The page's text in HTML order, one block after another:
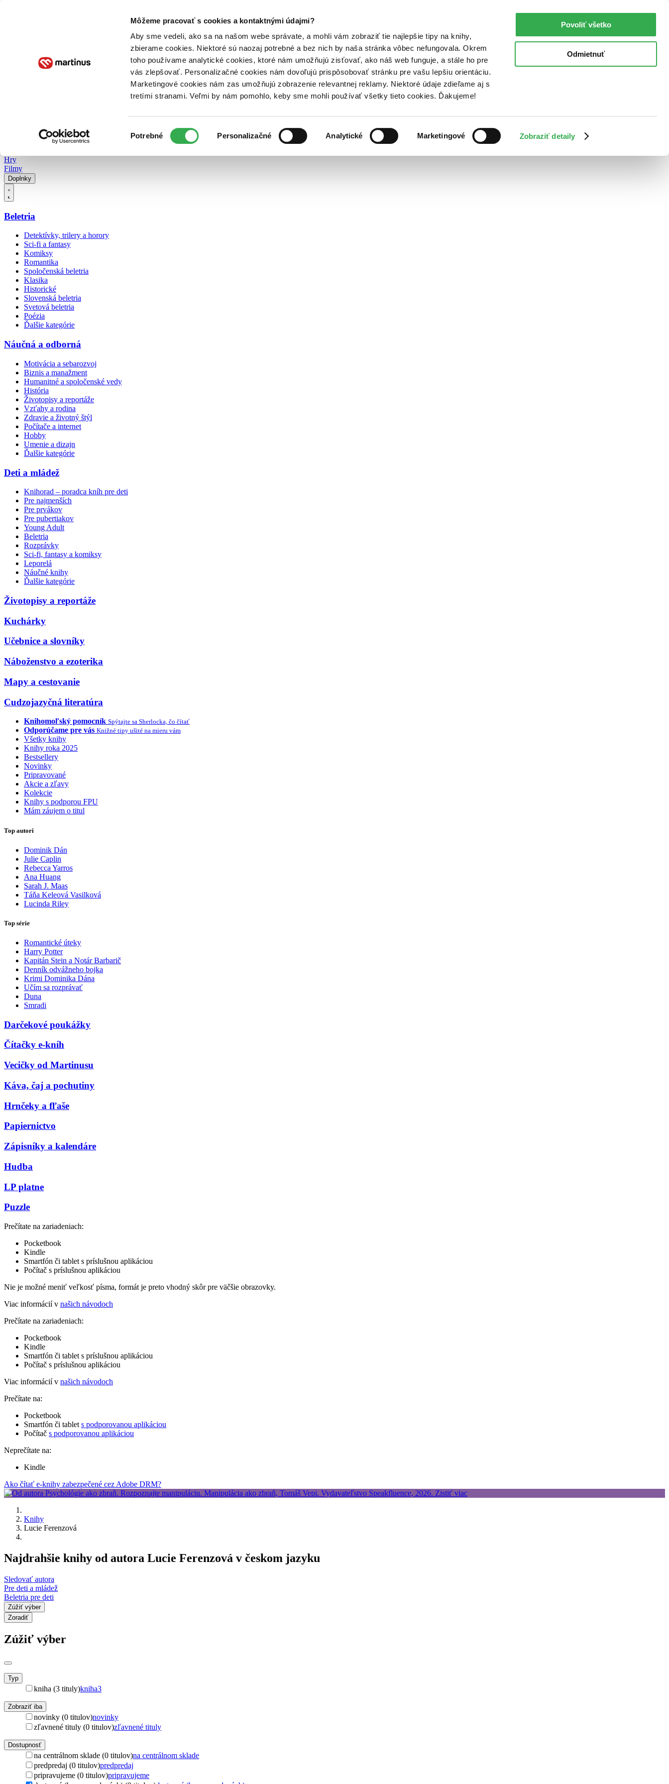
Môžeme pracovať s cookies a kontaktnými údajmi?
Aby sme vedeli, ako sa na našom webe správate, a mohli vám zobraziť tie najlepšie tipy na knihy,
zbierame cookies. Niektoré sú naozaj potrebné a bez nich by naša stránka vôbec nefungovala. Okrem
toho používame analytické cookies, ktoré nám umožňujú zisťovať, ako náš web funguje, a stále ho pre
vás zlepšovať. Personalizačné cookies nám dovoľujú prispôsobovať stránku pre vašu lepšiu orientáciu.
Marketingové cookies nám zas umožňujú zobrazenie relevantnej reklamy. Niektoré údaje zdieľame aj s
tretími stranami. Veľmi by nám pomohlo, keby sme mohli používať všetky tieto cookies. Ďakujeme!
súhlasu
Potrebné Personalizačné Analytické Marketingové Zobraziť detaily
Povoliť všetko
Odmietnuť
Poukážky Kontakt
Hry
Filmy
Doplnky
Beletria
Detektívky, trilery a horory
Sci-fi a fantasy
Komiksy
Romantika
Spoločenská beletria
Klasika
Historické
Slovenská beletria
Svetová beletria
Poézia
Ďalšie kategórie
Náučná a odborná
Motivácia a sebarozvoj
Biznis a manažment
Humanitné a spoločenské vedy
História
Životopisy a reportáže
Vzťahy a rodina
Zdravie a životný štýl
Počítače a internet
Hobby
Umenie a dizajn
Ďalšie kategórie
Deti a mládež
Knihorad – poradca kníh pre deti
Pre najmenších
Pre prvákov
Pre pubertiakov
Young Adult
Beletria
Rozprávky
Sci-fi, fantasy a komiksy
Leporelá
Náučné knihy
Ďalšie kategórie
Životopisy a reportáže
Kuchárky
Učebnice a slovníky
Náboženstvo a ezoterika
Mapy a cestovanie
Cudzojazyčná literatúra
Knihomoľský pomocník Spýtajte sa Sherlocka, čo čítať
Odporúčame pre vás Knižné tipy ušité na mieru vám
Všetky knihy
Knihy roka 2025
Bestsellery
Novinky
Pripravované
Akcie a zľavy
Kolekcie
Knihy s podporou FPU
Mám záujem o titul
Top autori
Dominik Dán
Julie Caplin
Rebecca Yarros
Ana Huang
Sarah J. Maas
Táňa Keleová Vasilková
Lucinda Riley
Top série
Romantické úteky
Harry Potter
Kapitán Stein a Notár Barbarič
Denník odvážneho bojka
Krimi Dominika Dána
Učím sa rozprávať
Duna
Smradi
Darčekové poukážky
Čítačky e-kníh
Vecičky od Martinusu
Káva, čaj a pochutiny
Hrnčeky a fľaše
Papiernictvo
Zápisníky a kalendáre
Hudba
LP platne
Puzzle
Prečítate na zariadeniach:
Pocketbook
Kindle
Smartfón či tablet s príslušnou aplikáciou
Počítač s príslušnou aplikáciou
Nie je možné meniť veľkosť písma, formát je preto vhodný skôr pre väčšie obrazovky.
Viac informácií v našich návodoch
Prečítate na zariadeniach:
Pocketbook
Kindle
Smartfón či tablet s príslušnou aplikáciou
Počítač s príslušnou aplikáciou
Viac informácií v našich návodoch
Prečítate na:
Pocketbook
Smartfón či tablet s podporovanou aplikáciou
Počítač s podporovanou aplikáciou
Neprečítate na:
Kindle
Ako čítať e-knihy zabezpečené cez Adobe DRM?
Knihy
Lucie Ferenzová
Najdrahšie knihy od autora Lucie Ferenzová v českom jazyku
Sledovať autora
Pre deti a mládež
Beletria pre deti
Zúžiť výber
Zoradiť
Zúžiť výber
Typ
kniha (3 tituly)kniha3
Zobraziť iba
novinky (0 titulov)novinky
zľavnené tituly (0 titulov)zľavnené tituly
Dostupnosť
na centrálnom sklade (0 titulov)na centrálnom sklade
predpredaj (0 titulov)predpredaj
pripravujeme (0 titulov)pripravujeme